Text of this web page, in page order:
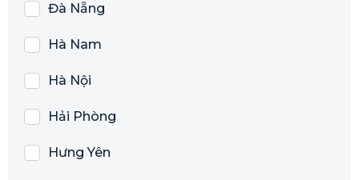
Đà Nẵng
Hà Nam
Hà Nội
Hải Phòng
Hưng Yên